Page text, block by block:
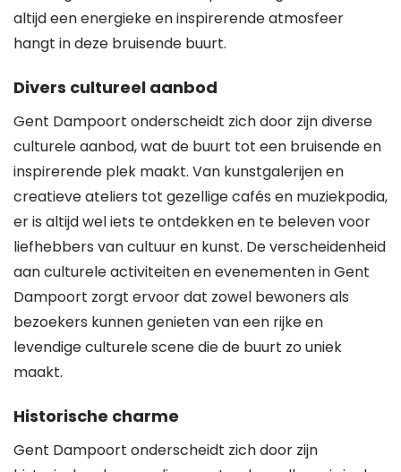
altijd een energieke en inspirerende atmosfeer
hangt in deze bruisende buurt.
Divers cultureel aanbod
Gent Dampoort onderscheidt zich door zijn diverse
culturele aanbod, wat de buurt tot een bruisende en
inspirerende plek maakt. Van kunstgalerijen en
creatieve ateliers tot gezellige cafés en muziekpodia,
er is altijd wel iets te ontdekken en te beleven voor
liefhebbers van cultuur en kunst. De verscheidenheid
aan culturele activiteiten en evenementen in Gent
Dampoort zorgt ervoor dat zowel bewoners als
bezoekers kunnen genieten van een rijke en
levendige culturele scene die de buurt zo uniek
maakt.
Historische charme
Gent Dampoort onderscheidt zich door zijn